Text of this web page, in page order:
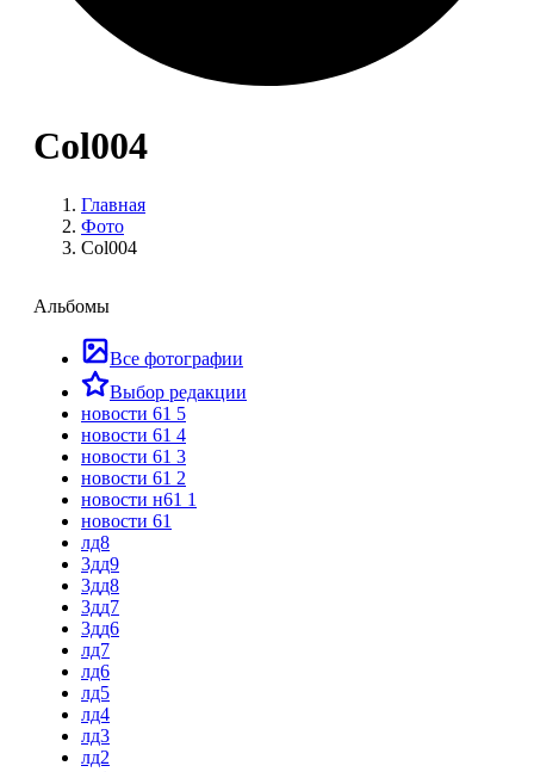
Col004
Главная
Фото
Col004
Альбомы
Все фотографии
Выбор редакции
новости 61 5
новости 61 4
новости 61 3
новости 61 2
новости н61 1
новости 61
лд8
3дд9
3дд8
3дд7
3дд6
лд7
лд6
лд5
лд4
лд3
лд2